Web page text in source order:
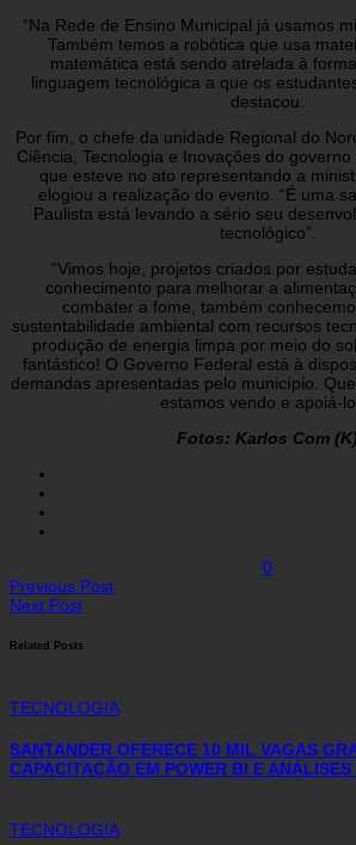
“Na Rede de Ensino Municipal já usamos
Também temos a robótica que usa
matemática está sendo atrelada à
linguagem tecnológica a que os
destacou.
Por fim, o chefe da unidade Regional do
Ciência, Tecnologia e Inovações do governo
que esteve no ato representando a
elogiou a realização do evento. “É uma
Paulista está levando a sério seu
tecnológico”.
“Vimos hoje, projetos criados por
conhecimento para melhorar a
combater a fome, também
sustentabilidade ambiental com recursos
produção de energia limpa por meio do
fantástico! O Governo Federal está à
demandas apresentadas pelo município.
estamos vendo e apoiá-
Fotos: Karlos Com (K)
0
Previous Post
Next Post
Related Posts
TECNOLOGIA
SANTANDER OFERECE 10 MIL VAGAS
CAPACITAÇÃO EM POWER BI E ANÁLISES
TECNOLOGIA